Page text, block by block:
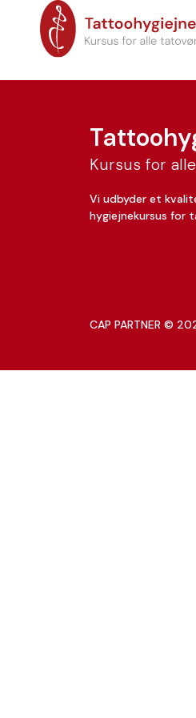
Theis
Kursus for
Vi udbyder et
hygiejnekursus for
CAP PARTNER ©